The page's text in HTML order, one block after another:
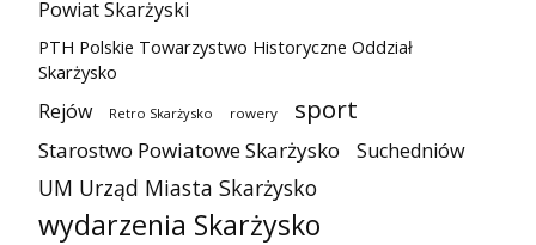
Powiat Skarżyski
PTH Polskie Towarzystwo Historyczne Oddział
Skarżysko
Rejów Retro Skarżysko rowery sport
Starostwo Powiatowe Skarżysko Suchedniów
UM Urząd Miasta Skarżysko
wydarzenia Skarżysko